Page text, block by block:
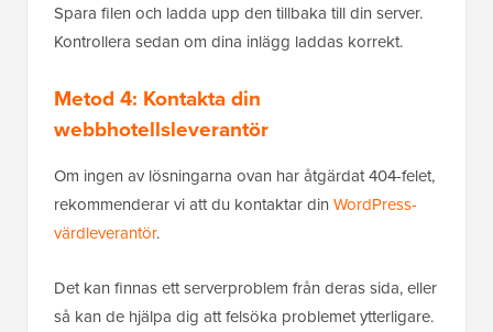
Spara filen och ladda upp den tillbaka till din server.
Kontrollera sedan om dina inlägg laddas korrekt.
Metod 4: Kontakta din
webbhotellsleverantör
Om ingen av lösningarna ovan har åtgärdat 404-felet,
rekommenderar vi att du kontaktar din WordPress-
värdleverantör.
Det kan finnas ett serverproblem från deras sida, eller
så kan de hjälpa dig att felsöka problemet ytterligare.